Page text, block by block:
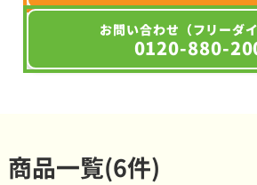
お問い合わせ（フリーダイ
0120-880-
商品一覧(6件)